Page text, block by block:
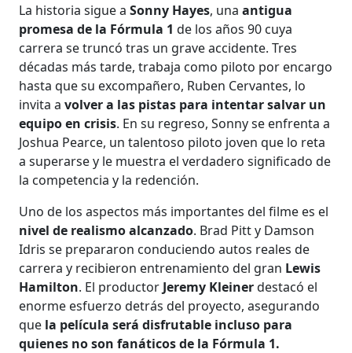
La historia sigue a Sonny Hayes, unaantigua
promesa de la Fórmula 1de los años 90 cuya
carrera se truncó tras un grave accidente. Tres
décadas más tarde, trabaja como piloto por encargo
hasta que su excompañero, Ruben Cervantes, lo
invita a volver a las pistas para intentar salvar un
equipo en crisis. En su regreso, Sonny se enfrenta a
Joshua Pearce, un talentoso piloto joven que lo reta
a superarse y le muestra el verdadero significado de
la competencia y la redención.
Uno de los aspectos más importantes del filme es el
nivel de realismo alcanzado. Brad Pitt y Damson
Idris se prepararon conduciendo autos reales de
carrera y recibieron entrenamiento del gran Lewis
Hamilton. El productor Jeremy Kleinerdestacó el
enorme esfuerzo detrás del proyecto, asegurando
que la película será disfrutable incluso para
quienes no son fanáticos de la Fórmula 1.